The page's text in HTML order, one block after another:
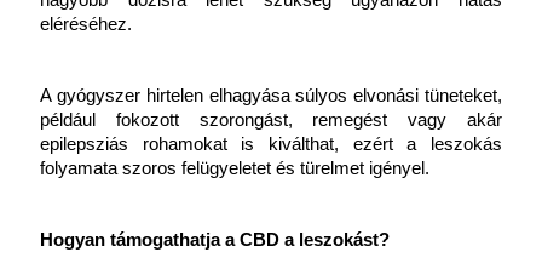
eléréséhez.
A gyógyszer hirtelen elhagyása súlyos elvonási tüneteket,
például fokozott szorongást, remegést vagy akár
epilepsziás rohamokat is kiválthat, ezért a leszokás
folyamata szoros felügyeletet és türelmet igényel.
Hogyan támogathatja a CBD a leszokást?